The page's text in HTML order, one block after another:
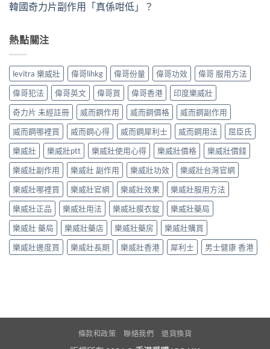
韓國奇力片副作用「真係咁低」？
熱點關注
levitra 樂威壯 偉哥lihkg 偉哥份量 偉哥功效
偉哥 服用方法
偉哥犯法
偉哥英文 偉哥買 偉哥香港
印度樂威壯
奇力片 未經註冊
威而鋼作用 威而鋼價格
威而鋼副作用
威而鋼哪裡買
威而鋼心得 威而鋼犀利士 威而鋼用法
屈臣氏
樂威壯
樂威壯ptt 樂威壯使用心得 樂威壯價格
樂威壯價錢
樂威壯副作用
樂威壯 副作用 樂威壯功效
樂威壯台灣官網
樂威壯哪裡買
樂威壯官網 樂威壯效果
樂威壯服用方法
樂威壯正品
樂威壯用法 樂威壯膜衣錠
樂威壯藥局
樂威壯 藥局
樂威壯藥店 樂威壯藥房
樂威壯購買
樂威壯邊度買
樂威壯長期 樂威壯香港 犀利士 男士健康 香港
條款和政策 聯絡我們 退貨換貨